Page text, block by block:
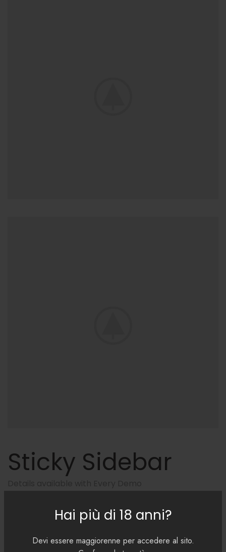
Hai più di 18 anni?
Devi essere maggiorenne per accedere al sito.
Sticky Sidebar
Hac vitae sem class fames vehicula nascetur nam tellus a
condimentum inceptos mus rhoncus et accumsan fringilla